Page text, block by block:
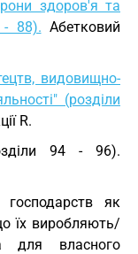
здоров'я та
- 88). Абетковий
видовищно-
(розділи
R.
94 - 96).
як
їх виробляють/
для власного